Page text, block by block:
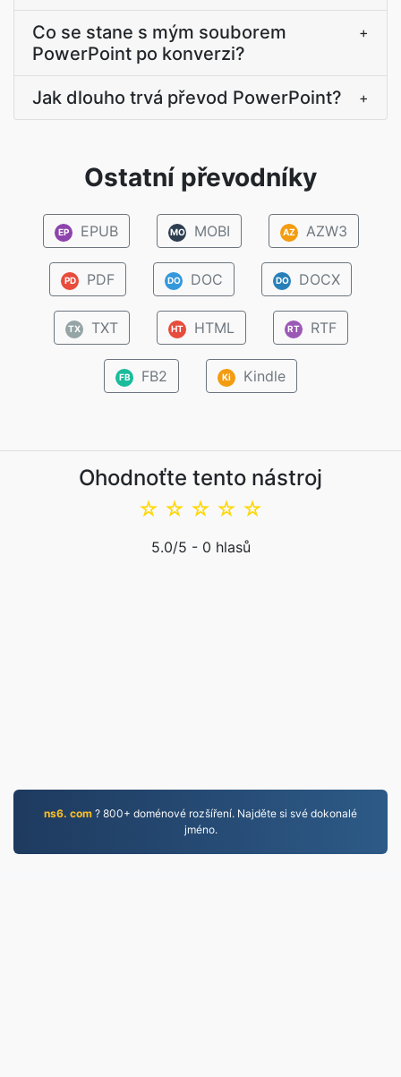
Co se stane s mým souborem
PowerPoint po konverzi?
+
Jak dlouho trvá převod PowerPoint? +
Ostatní převodníky
EP EPUB MO MOBI AZ AZW3
PD PDF DO DOC DO DOCX
TX TXT HT HTML RT RTF
FB FB2 Ki Kindle
Ohodnoťte tento nástroj
☆
☆
☆
☆
☆
5.0/5 - 0 hlasů
ns6. com ? 800+ doménové rozšíření. Najděte si své dokonalé
jméno.